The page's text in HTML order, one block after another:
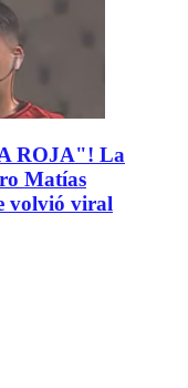
ROJA"! La
Matías
volvió viral